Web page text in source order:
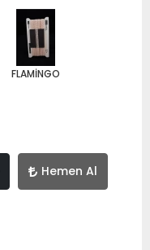
FLAMİNGO
Hemen Al